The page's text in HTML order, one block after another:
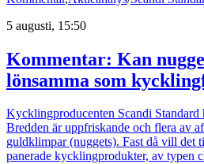
5 augusti, 15:50
Kommentar: Kan
lönsamma som
Kycklingproducenten Scandi Standard
Bredden är uppfriskande och flera av
guldklimpar (nuggets). Fast då vill det
panerade kycklingprodukter, av typen